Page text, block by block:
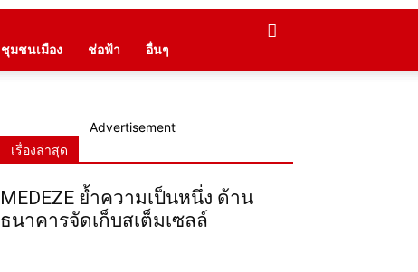
ชุมชนเมือง ช่อฟ้า อื่นๆ
Advertisement
เรื่องล่าสุด
MEDEZE ย้ำความเป็นหนึ่ง ด้าน
ธนาคารจัดเก็บสเต็มเซลล์